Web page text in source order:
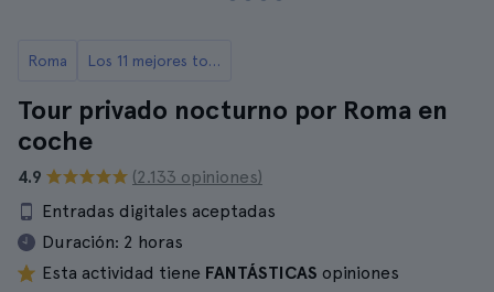
Roma Los 11 mejores tours de Roma
Tour privado nocturno por Roma en
coche
4.9
(2.133 opiniones)
Entradas digitales aceptadas
Duración: 2 horas
Esta actividad tiene FANTÁSTICAS opiniones